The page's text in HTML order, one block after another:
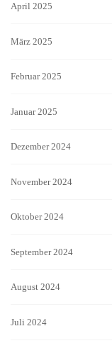
April 2025
März 2025
Februar 2025
Januar 2025
Dezember 2024
November 2024
Oktober 2024
September 2024
August 2024
Juli 2024